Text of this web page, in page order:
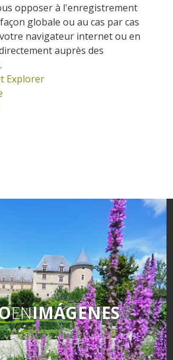
opposer à l'enregistrement
globale ou au cas par cas
navigateur internet ou en
auprès des
Explorer
ENIMÁGENES